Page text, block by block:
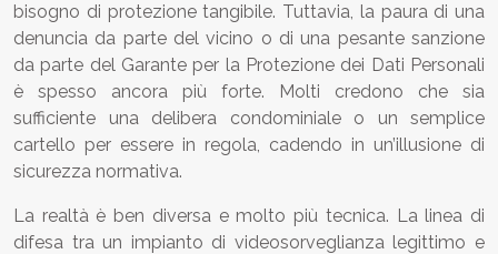
bisogno di protezione tangibile. Tuttavia, la paura di una
denuncia da parte del vicino o di una pesante sanzione
da parte del Garante per la Protezione dei Dati Personali
è spesso ancora più forte. Molti credono che sia
sufficiente una delibera condominiale o un semplice
cartello per essere in regola, cadendo in un’illusione di
sicurezza normativa.
La realtà è ben diversa e molto più tecnica. La linea di
difesa tra un impianto di videosorveglianza legittimo e